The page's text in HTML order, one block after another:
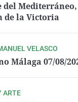
del
de la Victoria
VELASCO
Málaga 07/08/
ARTE